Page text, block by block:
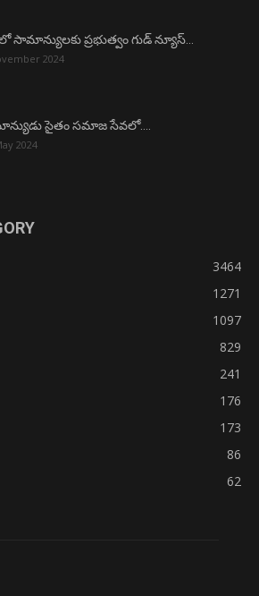
సామాన్యులకు ప్రభుత్వం గుడ్ న్యూస్…
2024
సైతం సమాజ సేవలో….
2024
3464
1271
1097
829
241
176
173
86
62